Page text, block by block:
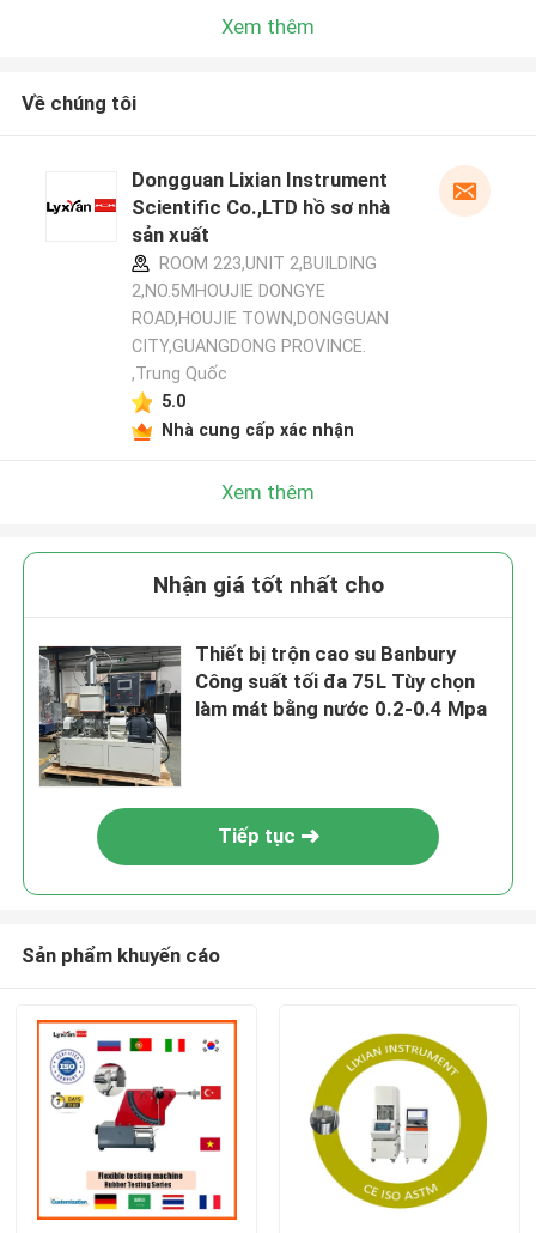
Xem thêm
Về chúng tôi
Dongguan Lixian Instrument
Scientific Co.,LTD hồ sơ nhà
sản xuất
ROOM 223,UNIT 2,BUILDING
2,NO.5MHOUJIE DONGYE
ROAD,HOUJIE TOWN,DONGGUAN
CITY,GUANGDONG PROVINCE.
,Trung Quốc
5.0
Nhà cung cấp xác nhận
Xem thêm
Nhận giá tốt nhất cho
Thiết bị trộn cao su Banbury
Công suất tối đa 75L Tùy chọn
làm mát bằng nước 0.2-0.4 Mpa
Tiếp tục
Sản phẩm khuyến cáo